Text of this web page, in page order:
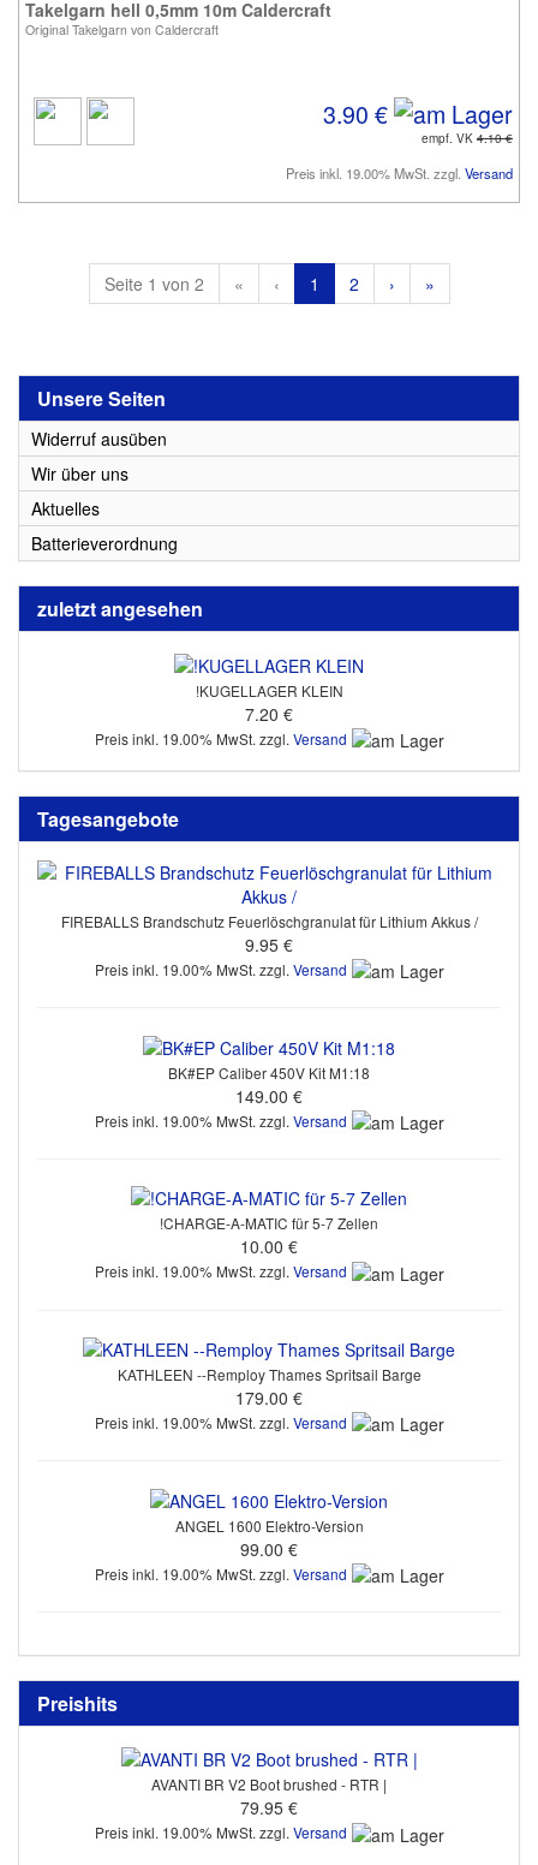
Takelgarn hell 0,5mm 10m Caldercraft
Original Takelgarn von Caldercraft
3.90 €
empf. VK 4.10 €
Preis inkl. 19.00% MwSt. zzgl. Versand
Seite 1 von 2 « ‹ 1 2 › »
Unsere Seiten
Widerruf ausüben
Wir über uns
Aktuelles
Batterieverordnung
zuletzt angesehen
!KUGELLAGER KLEIN
7.20 €
Preis inkl. 19.00% MwSt. zzgl. Versand
Tagesangebote
FIREBALLS Brandschutz Feuerlöschgranulat für Lithium Akkus /
9.95 €
Preis inkl. 19.00% MwSt. zzgl. Versand
BK#EP Caliber 450V Kit M1:18
149.00 €
Preis inkl. 19.00% MwSt. zzgl. Versand
!CHARGE-A-MATIC für 5-7 Zellen
10.00 €
Preis inkl. 19.00% MwSt. zzgl. Versand
KATHLEEN --Remploy Thames Spritsail Barge
179.00 €
Preis inkl. 19.00% MwSt. zzgl. Versand
ANGEL 1600 Elektro-Version
99.00 €
Preis inkl. 19.00% MwSt. zzgl. Versand
Preishits
AVANTI BR V2 Boot brushed - RTR |
79.95 €
Preis inkl. 19.00% MwSt. zzgl. Versand